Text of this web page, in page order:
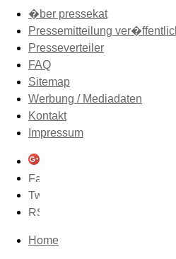
�ber pressekat
Pressemitteilung
Presseverteiler
FAQ
Sitemap
Werbung / Mediadaten
Kontakt
Impressum
Home